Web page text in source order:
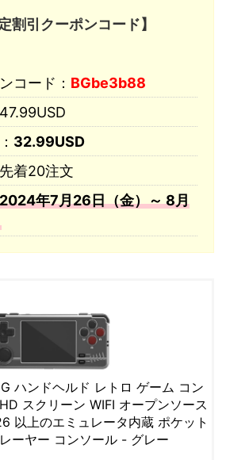
割引クーポンコード】
コード： BGbe3b88
32.99USD
着20注文
年7月26日（金）～ 8月
ハンドヘルド レトロ ゲーム コン
スクリーン WIFI オープンソース
以上のエミュレータ内蔵 ポケット
ーヤー コンソール - グレー